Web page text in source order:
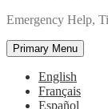
Emergency Help,
Primary Menu
English
Français
Español